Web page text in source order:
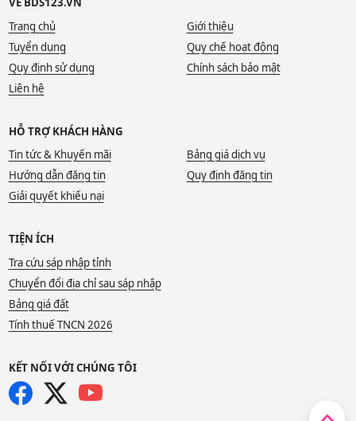
Trang chủ
Giới thiệu
Tuyển dụng
Quy chế hoạt động
Quy định sử dụng
Chính sách bảo mật
Liên hệ
HỖ TRỢ KHÁCH HÀNG
Tin tức & Khuyến mãi
Bảng giá dịch vụ
Hướng dẫn đăng tin
Quy định đăng tin
Giải quyết khiếu nại
TIỆN ÍCH
Tra cứu sáp nhập tỉnh
Chuyển đổi địa chỉ sau sáp nhập
Bảng giá đất
Tính thuế TNCN 2026
KẾT NỐI VỚI CHÚNG TÔI